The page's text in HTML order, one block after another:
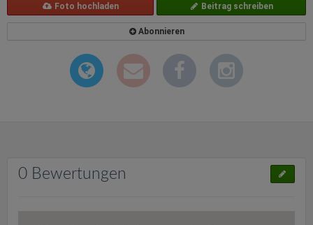
Foto hochladen Beitrag schreiben
Abonnieren
0 Bewertungen